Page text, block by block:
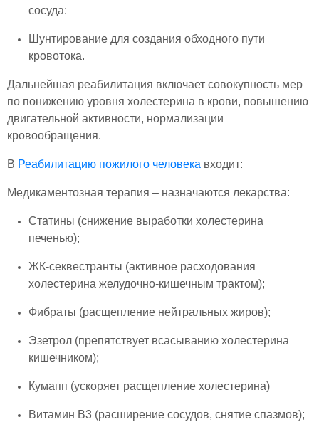
сосуда:
Шунтирование для создания обходного пути
кровотока.
Дальнейшая реабилитация включает совокупность мер
по понижению уровня холестерина в крови, повышению
двигательной активности, нормализации
кровообращения.
В Реабилитацию пожилого человека входит:
Медикаментозная терапия – назначаются лекарства:
Статины (снижение выработки холестерина
печенью);
ЖК-секвестранты (активное расходования
холестерина желудочно-кишечным трактом);
Фибраты (расщепление нейтральных жиров);
Эзетрол (препятствует всасыванию холестерина
кишечником);
Кумапп (ускоряет расщепление холестерина)
Витамин В3 (расширение сосудов, снятие спазмов);